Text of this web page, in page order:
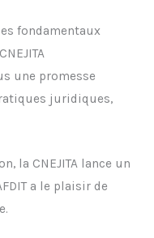
fondamentaux
une promesse
juridiques,
la CNEJITA lance un
a le plaisir de